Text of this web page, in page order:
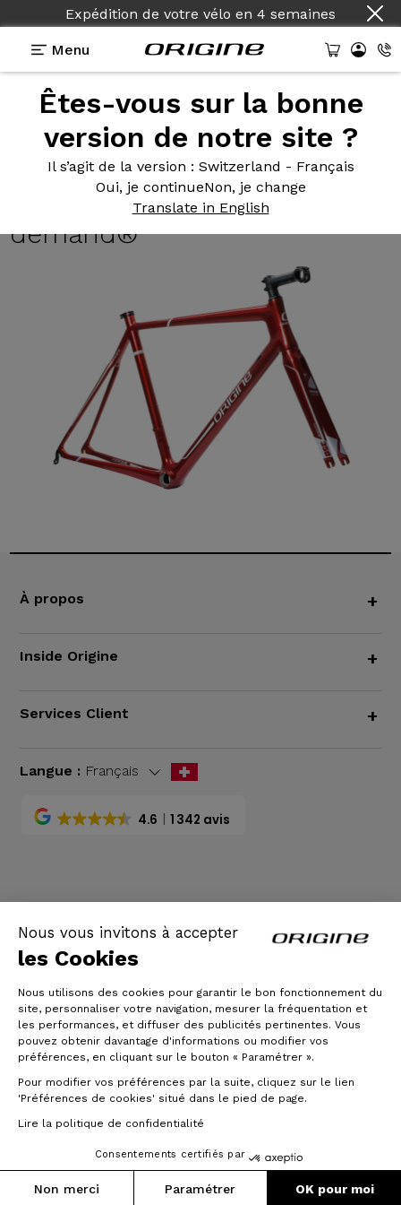
Nous vous invitons à accepter
les Cookies
Nous utilisons des cookies pour garantir le bon fonctionnement du
site, personnaliser votre navigation, mesurer la fréquentation et
les performances, et diffuser des publicités pertinentes. Vous
pouvez obtenir davantage d'informations ou modifier vos
préférences, en cliquant sur le bouton « Paramétrer ».
Pour modifier vos préférences par la suite, cliquez sur le lien
'Préférences de cookies' situé dans le pied de page.
Lire la politique de confidentialité
Consentements certifiés par
Non merci Paramétrer OK pour moi
Expédition de votre vélo en 4 semaines
Menu
Êtes-vous sur la bonne
version de notre site ?
Il s’agit de la version : Switzerland - Français
Oui, je continueNon, je change
Translate in English
Photos> Kit cadre Axxome 350 Avec exemple de
Kit cadreAxxome 350 Avec
exemple de teinte Colors on
demand®
À propos +
Inside Origine +
Services Client +
Langue : Français
4.6 1 342 avis
© Origine Cycles